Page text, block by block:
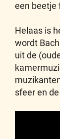
een beetje
Helaas is
wordt
uit de
sfeer en